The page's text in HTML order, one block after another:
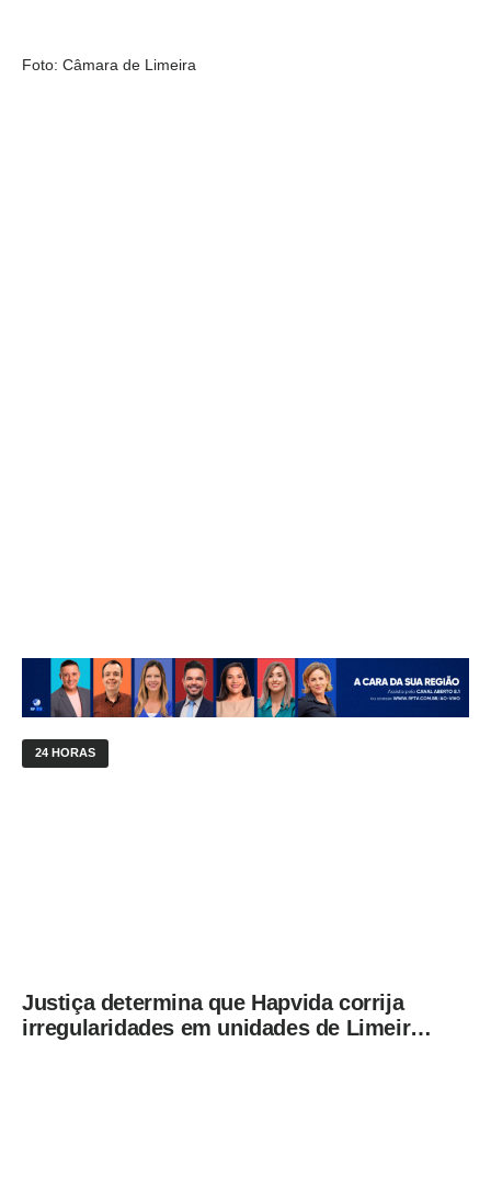
Foto: Câmara de Limeira
24 HORAS
Justiça determina que Hapvida corrija
irregularidades em unidades de Limeira